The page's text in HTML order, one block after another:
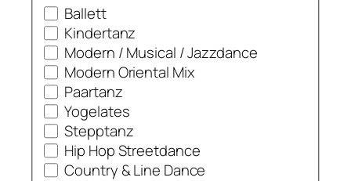
Ballett
Kindertanz
Modern / Musical / Jazzdance
Modern Oriental Mix
Paartanz
Yogelates
Stepptanz
Hip Hop Streetdance
Country & Line Dance